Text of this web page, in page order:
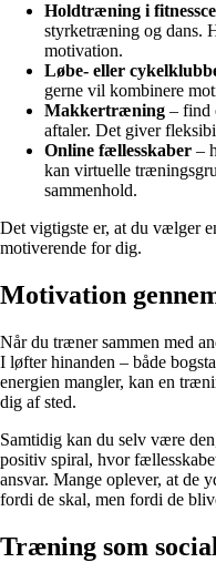
Holdtræning i
styrketræning og dans.
motivation.
Løbe- eller
gerne vil kombinere
Makkertræning – find
aftaler. Det giver
Online fællesskaber –
kan virtuelle
sammenhold.
Det vigtigste er, at du vælger
motiverende for dig.
Motivation
Når du træner sammen med
I løfter hinanden – både
energien mangler, kan en
dig af sted.
Samtidig kan du selv være
positiv spiral, hvor
ansvar. Mange oplever, at de
fordi de skal, men fordi de
Træning som